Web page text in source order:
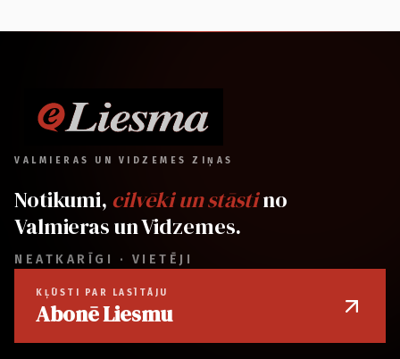
VALMIERAS UN VIDZEMES ZIŅAS
Notikumi, cilvēki un stāstino
Valmieras un Vidzemes.
NEATKARĪGI · VIETĒJI
KĻŪSTI PAR LASĪTĀJU
Abonē Liesmu